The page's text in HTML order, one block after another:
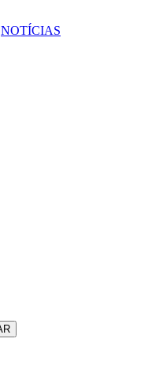
NOTÍCIAS